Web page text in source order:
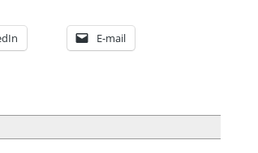
E-mail